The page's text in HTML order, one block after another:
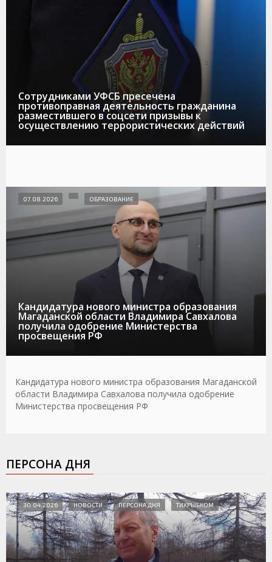
Сотрудниками УФСБ пресечена
противоправная деятельность гражданина
разместившего в соцсети призывы к
осуществлению террористических действий
Кандидатура нового министра образования
Магаданской области Владимира Савхалова
получила одобрение Министерства
просвещения РФ
07.08.2026 ОБРАЗОВАНИЕ
Кандидатура нового министра образования Магаданской
области Владимира Савхалова получила одобрение
Министерства просвещения РФ
ПЕРСОНА ДНЯ
30.04.2026 НОВОСТИ ПЕРСОНА ДНЯ ТИХРЫБКОМ